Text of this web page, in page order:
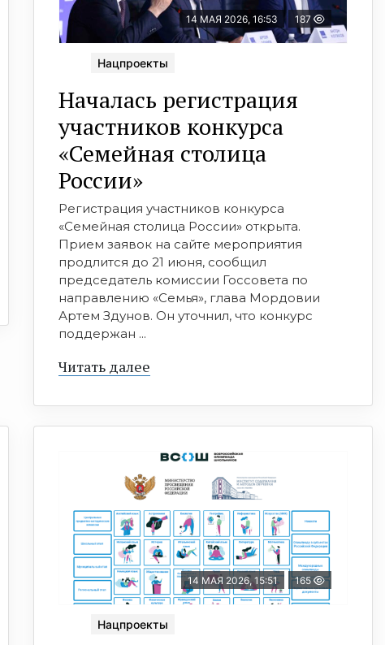
14 МАЯ 2026, 16:53 187
Нацпроекты
Началась регистрация
участников конкурса
«Семейная столица
России»
Регистрация участников конкурса
«Семейная столица России» открыта.
Прием заявок на сайте мероприятия
продлится до 21 июня, сообщил
председатель комиссии Госсовета по
направлению «Семья», глава Мордовии
Артем Здунов. Он уточнил, что конкурс
поддержан ...
Читать далее
14 МАЯ 2026, 15:51 165
Нацпроекты